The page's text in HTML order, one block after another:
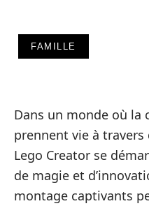
FAMILLE
Dans un monde où la
prennent vie à
Lego Creator se
de magie et
montage captivants